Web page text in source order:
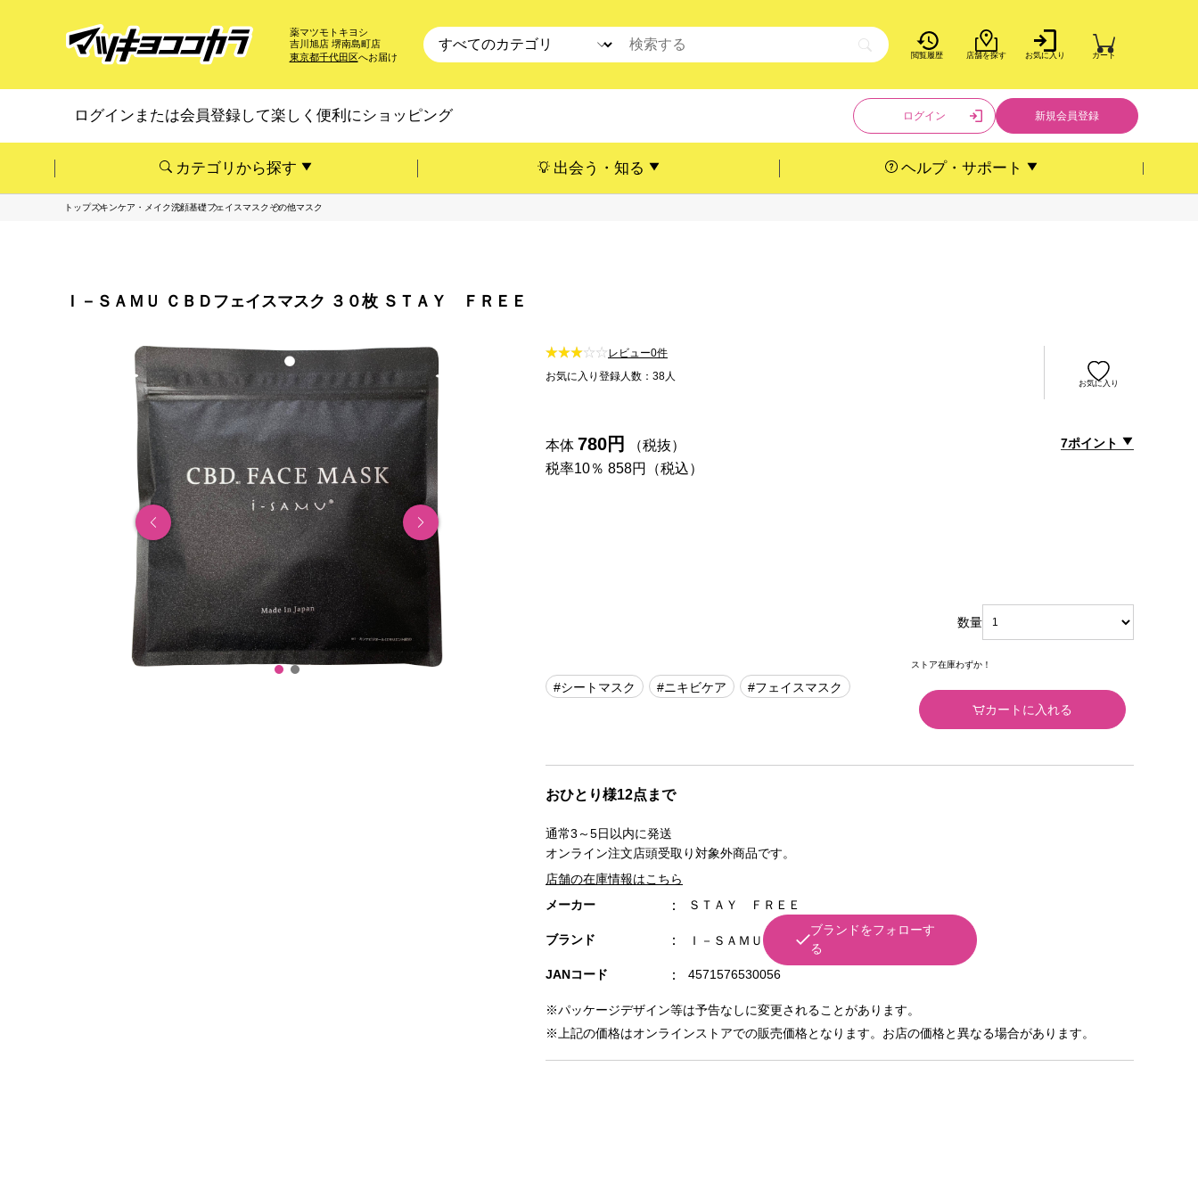
薬マツモトキヨシ
吉川旭店 堺南島町店
東京都千代田区へお届け 閲覧履歴 店舗を探す お気に入り カート
ログインまたは会員登録して楽しく便利にショッピング ログイン 新規会員登録
カテゴリから探す 出会う・知る ヘルプ・サポート
トップスキンケア・メイク洗顔基礎フェイスマスクその他マスク
Ｉ－ＳＡＭＵ ＣＢＤフェイスマスク ３０枚 ＳＴＡＹ ＦＲＥＥ
レビュー0件
お気に入り登録人数：38人
お気に入り
本体 780円
（税抜）
税率10％ 858円（税込）
7ポイント
#シートマスク #ニキビケア #フェイスマスク
おひとり様12点まで
通常3～5日以内に発送
オンライン注文店頭受取り対象外商品です。
店舗の在庫情報はこちら
メーカー ＳＴＡＹ ＦＲＥＥ
ブランド Ｉ－ＳＡＭＵ
ブランドをフォローす
る
JANコード
4571576530056
※パッケージデザイン等は予告なしに変更されることがあります。
※上記の価格はオンラインストアでの販売価格となります。お店の価格と異なる場合があります。
数量
ストア在庫わずか！
カートに入れる